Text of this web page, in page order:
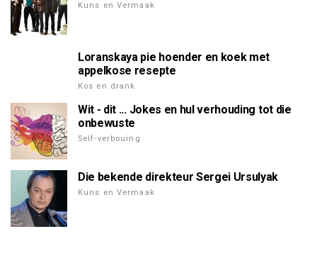
Kuns en Vermaak
Loranskaya pie hoender en koek met
appelkose resepte
Kos en drank
Wit - dit ... Jokes en hul verhouding tot die
onbewuste
Self-verbouing
Die bekende direkteur Sergei Ursulyak
Kuns en Vermaak